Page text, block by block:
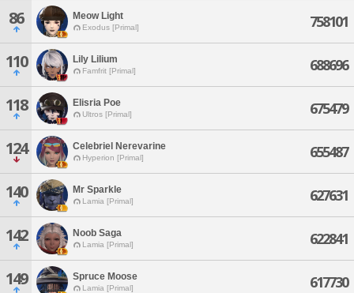
86 Meow Light
Exodus [Primal] 758101
110 Lily Lilium
Famfrit [Primal] 688696
118 Elisria Poe
Ultros [Primal] 675479
124 Celebriel Nerevarine
Hyperion [Primal] 655487
140 Mr Sparkle
Lamia [Primal] 627631
142 Noob Saga
Lamia [Primal] 622841
149 Spruce Moose
Lamia [Primal] 617730